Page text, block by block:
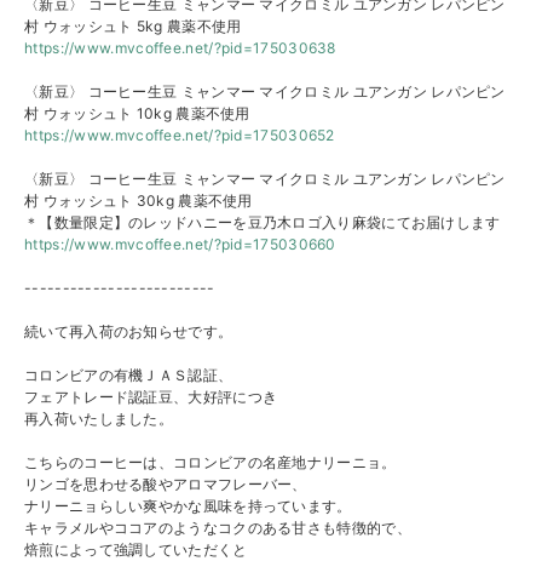
〈新豆〉 コーヒー生豆 ミャンマー マイクロミル ユアンガン レパンピン
村 ウォッシュト 5kg 農薬不使用
https://www.mvcoffee.net/?pid=175030638
〈新豆〉 コーヒー生豆 ミャンマー マイクロミル ユアンガン レパンピン
村 ウォッシュト 10kg 農薬不使用
https://www.mvcoffee.net/?pid=175030652
〈新豆〉 コーヒー生豆 ミャンマー マイクロミル ユアンガン レパンピン
村 ウォッシュト 30kg 農薬不使用
＊【数量限定】のレッドハニーを豆乃木ロゴ入り麻袋にてお届けし ます
https://www.mvcoffee.net/?pid=175030660
-------------------------
続いて再入荷のお知らせです。
コロンビアの有機ＪＡＳ認証、
フェアトレード認証豆、大好評につき
再入荷いたしました。
こちらのコーヒーは、コロンビアの名産地ナリーニョ。
リンゴを思わせる酸やアロマフレーバー、
ナリーニョらしい爽やかな風味を持っています。
キャラメルやココアのようなコクのある甘さも特徴的で、
焙煎によって強調していただくと